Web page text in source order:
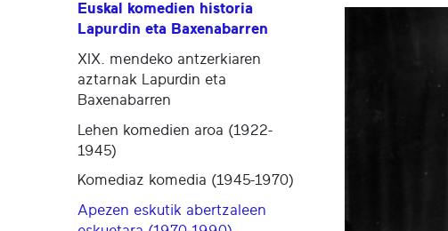
Euskal komedien historia
Lapurdin eta Baxenabarren
XIX. mendeko antzerkiaren
aztarnak Lapurdin eta
Baxenabarren
Lehen komedien aroa (1922-
1945)
Komediaz komedia (1945-1970)
Apezen eskutik abertzaleen